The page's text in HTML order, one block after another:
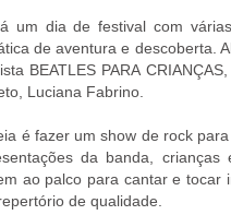
um dia de festival com
de aventura e descoberta.
BEATLES PARA
Luciana Fabrino.
é fazer um show de rock
da banda,
ao palco para cantar e tocar
de qualidade.